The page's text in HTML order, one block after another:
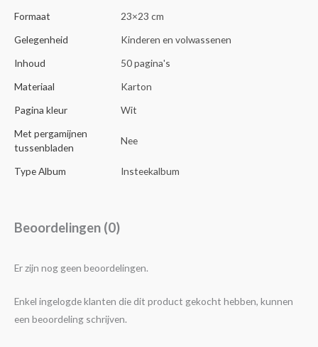
Formaat
23×23 cm
Gelegenheid
Kinderen en volwassenen
Inhoud
50 pagina's
Materiaal
Karton
Pagina kleur
Wit
Met pergamijnen
tussenbladen
Nee
Type Album Insteekalbum
Beoordelingen (0)
Er zijn nog geen beoordelingen.
Enkel ingelogde klanten die dit product gekocht hebben, kunnen
een beoordeling schrijven.